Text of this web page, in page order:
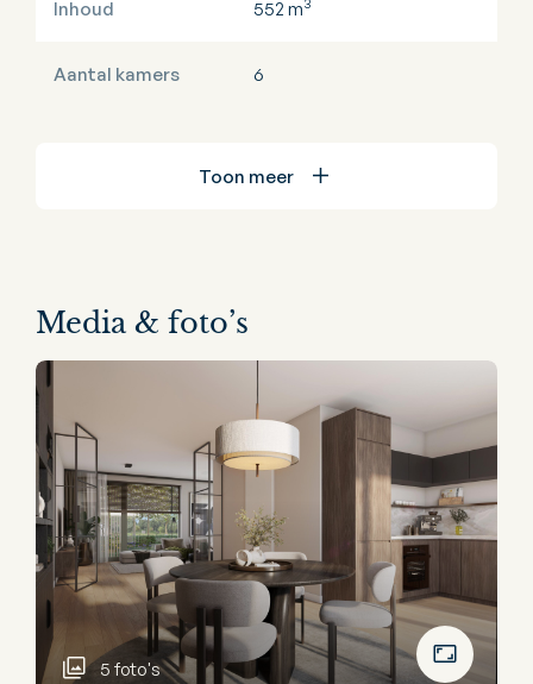
Inhoud 552 m3
Aantal kamers 6
Toon meer
Media & foto’s
5 foto's